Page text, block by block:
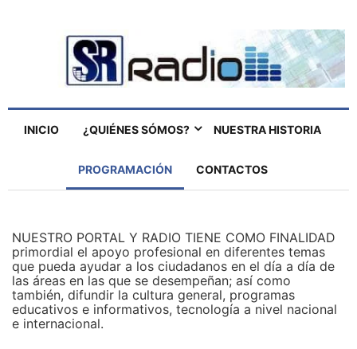
INICIO ¿QUIÉNES SÓMOS? NUESTRA HISTORIA
PROGRAMACIÓN CONTACTOS
NUESTRO PORTAL Y RADIO TIENE COMO FINALIDAD
primordial el apoyo profesional en diferentes temas
que pueda ayudar a los ciudadanos en el día a día de
las áreas en las que se desempeñan; así como
también, difundir la cultura general, programas
educativos e informativos, tecnología a nivel nacional
e internacional.